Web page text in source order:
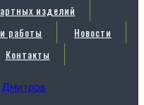
изделий
работы
Новости
Контакты